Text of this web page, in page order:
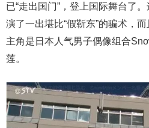
已“走出国门”，登上国际舞台了
演了一出堪比“假靳东”的骗术，而
主角是日本人气男子偶像组合
莲。